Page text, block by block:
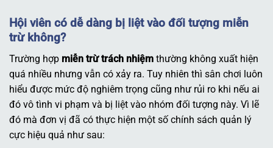
Hội viên có dễ dàng bị liệt vào đối tượng miễn
trừ không?
Trường hợp miễn trừ trách nhiệm thường không xuất hiện
quá nhiều nhưng vẫn có xảy ra. Tuy nhiên thì sân chơi luôn
hiểu được mức độ nghiêm trọng cũng như rủi ro khi nếu ai
đó vô tình vi phạm và bị liệt vào nhóm đối tượng này. Vì lẽ
đó mà đơn vị đã có thực hiện một số chính sách quản lý
cực hiệu quả như sau: